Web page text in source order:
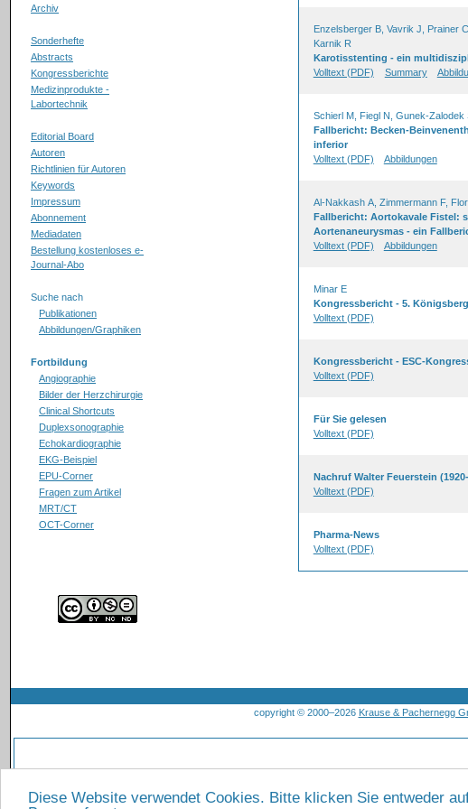
Diese Website verwendet Cookies. Bitte klicken Sie entweder
Archiv
Sonderhefte
Abstracts
Kongressberichte
Medizinprodukte -
Labortechnik
Editorial Board
Autoren
Richtlinien für Autoren
Keywords
Impressum
Abonnement
Mediadaten
Bestellung kostenloses e-
Journal-Abo
Suche nach
Publikationen
Abbildungen/Graphiken
Fortbildung
Angiographie
Bilder der Herzchirurgie
Clinical Shortcuts
Duplexsonographie
Echokardiographie
EKG-Beispiel
EPU-Corner
Fragen zum Artikel
MRT/CT
OCT-Corner
Enzelsberger B, Vavrik J, Prainer
Karnik R
Karotisstenting - ein
Volltext (PDF)
Summary
Schierl M, Fiegl N, Gunek-
Fallbericht: Becken-
inferior
Volltext (PDF)
Abbildungen
Al-Nakkash A, Zimmermann F,
Fallbericht: Aortokavale Fistel:
Aortenaneurysmas - ein
Volltext (PDF)
Abbildungen
Minar E
Kongressbericht - 5.
Volltext (PDF)
Kongressbericht - ESC-
Volltext (PDF)
Für Sie gelesen
Volltext (PDF)
Nachruf Walter Feuerstein
Volltext (PDF)
Pharma-News
Volltext (PDF)
copyright © 2000–2026 Krause & Pachernegg
Werbung